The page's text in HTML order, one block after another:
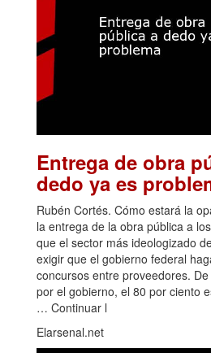
Entrega de obra
dedo ya es
Rubén Cortés. Cómo estará la
la entrega de la obra pública a
que el sector más ideologizado
exigir que el gobierno federal
concursos entre proveedores.
por el gobierno, el 80 por ciento
… Continuar l
Elarsenal.net